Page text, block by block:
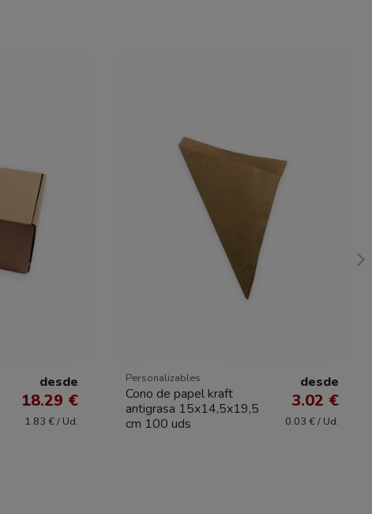
desde
18.29 €
1.83 € / Ud.
Personalizables
Cono de papel kraft
antigrasa 15x14,5x19,5
cm 100 uds
desde
3.02 €
0.03 € / Ud.